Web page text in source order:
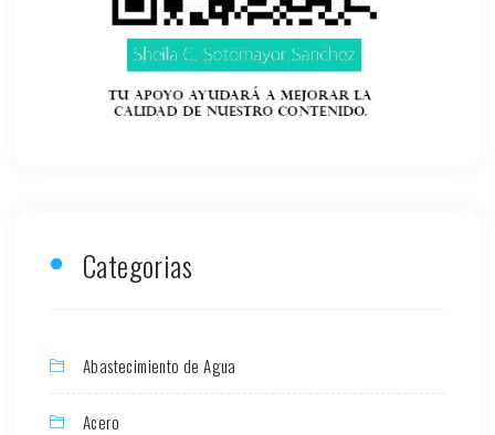
Categorias
Abastecimiento de Agua
Acero